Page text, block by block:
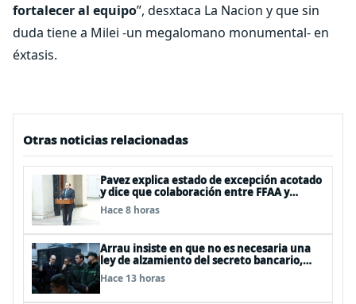
fortalecer al equipo”, desxtaca La Nacion y que sin
duda tiene a Milei -un megalomano monumental- en
éxtasis.
Otras noticias relacionadas
Pavez explica estado de excepción acotado
y dice que colaboración entre FFAA y
policías, “es algo del todo pertinente
analizar”
Hace 8 horas
Arrau insiste en que no es necesaria una
ley de alzamiento del secreto bancario,
porque ya existe
Hace 13 horas